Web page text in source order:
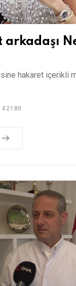
hakaret içerikli
42180